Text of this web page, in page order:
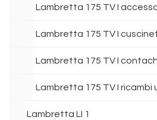
Lambretta 175 TV I
Lambretta 175 TV I
Lambretta 175 TV I
Lambretta 175 TV I ricambi
Lambretta LI 1